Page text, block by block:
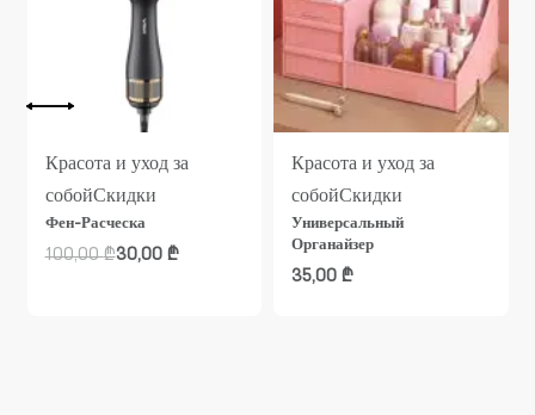
Красота и уход за
собойСкидки
Фен-Расческа
100,00₾30,00 ₾
Красота и уход за
собойСкидки
Универсальный
Органайзер
35,00₾